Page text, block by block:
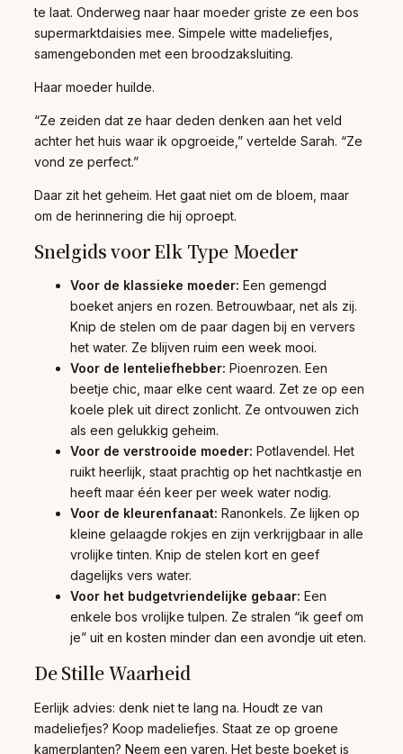
te laat. Onderweg naar haar moeder griste ze een bos
supermarktdaisies mee. Simpele witte madeliefjes,
samengebonden met een broodzaksluiting.
Haar moeder huilde.
“Ze zeiden dat ze haar deden denken aan het veld
achter het huis waar ik opgroeide,” vertelde Sarah. “Ze
vond ze perfect.”
Daar zit het geheim. Het gaat niet om de bloem, maar
om de herinnering die hij oproept.
Snelgids voor Elk Type Moeder
Voor de klassieke moeder: Een gemengd
boeket anjers en rozen. Betrouwbaar, net als zij.
Knip de stelen om de paar dagen bij en ververs
het water. Ze blijven ruim een week mooi.
Voor de lenteliefhebber: Pioenrozen. Een
beetje chic, maar elke cent waard. Zet ze op een
koele plek uit direct zonlicht. Ze ontvouwen zich
als een gelukkig geheim.
Voor de verstrooide moeder: Potlavendel. Het
ruikt heerlijk, staat prachtig op het nachtkastje en
heeft maar één keer per week water nodig.
Voor de kleurenfanaat: Ranonkels. Ze lijken op
kleine gelaagde rokjes en zijn verkrijgbaar in alle
vrolijke tinten. Knip de stelen kort en geef
dagelijks vers water.
Voor het budgetvriendelijke gebaar: Een
enkele bos vrolijke tulpen. Ze stralen “ik geef om
je” uit en kosten minder dan een avondje uit eten.
De Stille Waarheid
Eerlijk advies: denk niet te lang na. Houdt ze van
madeliefjes? Koop madeliefjes. Staat ze op groene
kamerplanten? Neem een varen. Het beste boeket is